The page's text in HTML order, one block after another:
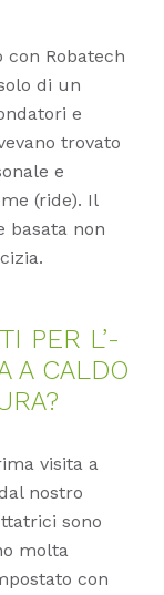
Robatech
di un
e
trovato
e
(ride). Il
basata non
PER L’­
A CAL­DO
visita a
nostro
sono
molta
con